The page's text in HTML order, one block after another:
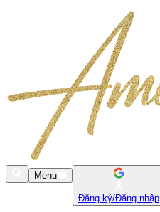
Menu
Đăng ký/Đăng nhập